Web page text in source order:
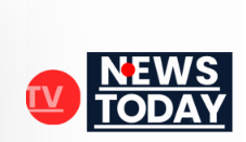
content